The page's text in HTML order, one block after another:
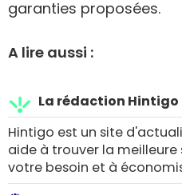
garanties proposées.
A lire aussi :
La rédaction Hintigo
Hintigo est un site
aide à trouver la
votre besoin et à